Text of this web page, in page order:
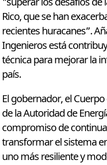
Rico, que se han
recientes huracanes”.
Ingenieros está
técnica para mejorar la
país.
El gobernador, el
de la Autoridad de
compromiso de
transformar el sistema
uno más resiliente y